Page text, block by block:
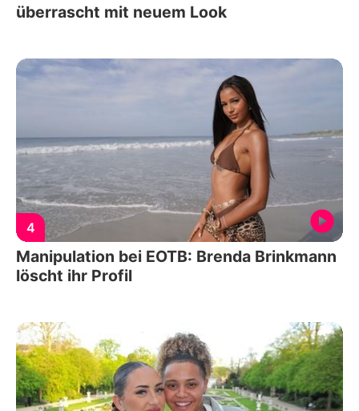
überrascht mit neuem Look
4
Manipulation bei EOTB: Brenda Brinkmann
löscht ihr Profil